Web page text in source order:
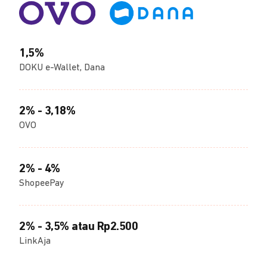
1,5%
DOKU e-Wallet, Dana
2% - 3,18%
OVO
2% - 4%
ShopeePay
2% - 3,5% atau Rp2.500
LinkAja